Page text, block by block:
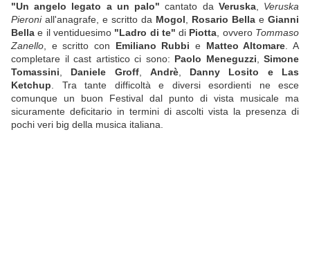
"Un angelo legato a un palo" cantato da Veruska, Veruska
Pieroniall'anagrafe, e scritto da Mogol Rosario Bella e Gianni
Bella e il ventiduesimo "Ladro di te" di Piotta , ovvero Tommaso
Zanello , e scritto con Emiliano Rubbi e Matteo Altomare . A
completare il cast artistico ci sono: Paolo Meneguzzi
Simone
Tomassini
Daniele Groff, Andrè, Danny Losito e Las
Ketchup . Tra tante difficoltà e diversi esordienti ne esce
comunque un buon Festival dal punto di vista musicale ma
sicuramente deficitario in termini di ascolti vista la presenza di
pochi veri big della musica italiana.